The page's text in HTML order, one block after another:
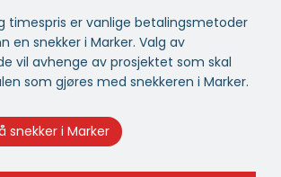
timespris er vanlige betalingsmetoder
en snekker i Marker. Valg av
vil avhenge av prosjektet som skal
som gjøres med snekkeren i Marker.
snekker i Marker